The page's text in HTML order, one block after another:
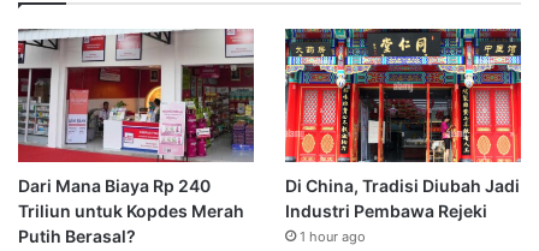
Dari Mana Biaya Rp 240
Triliun untuk Kopdes Merah
Putih Berasal?
Di China, Tradisi Diubah Jadi
Industri Pembawa Rejeki
1 hour ago